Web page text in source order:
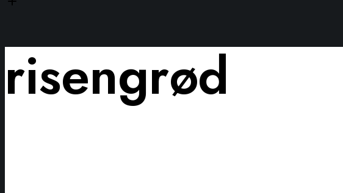
risengrød